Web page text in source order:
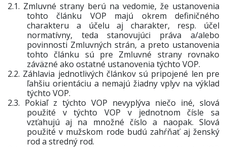
2.1. Zmluvné strany berú na vedomie, že ustanovenia
tohto článku VOP majú okrem definičného
charakteru a účelu aj charakter, resp. účel
normatívny, teda stanovujúci práva a/alebo
povinnosti Zmluvných strán, a preto ustanovenia
tohto článku sú pre Zmluvné strany rovnako
záväzné ako ostatné ustanovenia týchto VOP.
2.2. Záhlavia jednotlivých článkov sú pripojené len pre
ľahšiu orientáciu a nemajú žiadny vplyv na výklad
týchto VOP.
2.3. Pokiaľ z týchto VOP nevyplýva niečo iné, slová
použité v týchto VOP v jednotnom čísle sa
vzťahujú aj na množné číslo a naopak. Slová
použité v mužskom rode budú zahŕňať aj ženský
rod a stredný rod.